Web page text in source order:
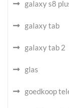
galaxy s8
galaxy tab
galaxy tab 2
glas
goedkoop